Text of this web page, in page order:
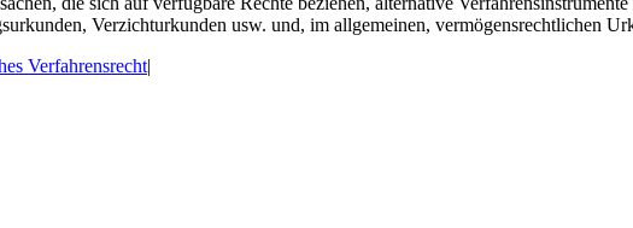
Verzichturkunden usw. und, im allgemeinen, vermögensrechtlichen
Verfahrensrecht|